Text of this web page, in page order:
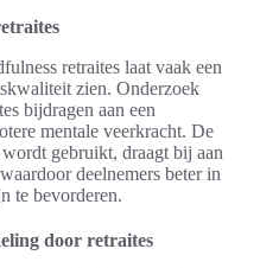
retraites laat vaak een
zien. Onderzoek
bijdragen aan een
mentale veerkracht. De
gebruikt, draagt bij aan
deelnemers beter in
te bevorderen.
door retraites